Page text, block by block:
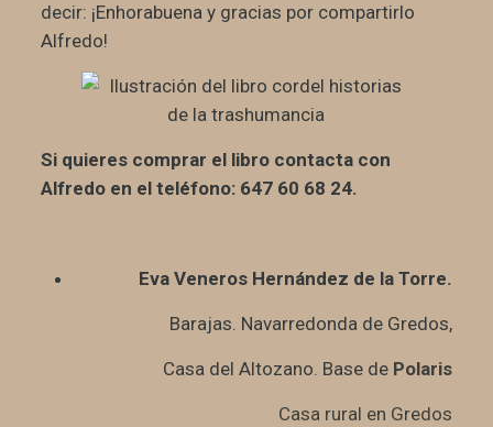
decir: ¡Enhorabuena y gracias por compartirlo
Alfredo!
Si quieres comprar el libro contacta con
Alfredo en el teléfono: 647 60 68 24.
Eva Veneros Hernández de la Torre.
Barajas. Navarredonda de Gredos,
Casa del Altozano. Base de Polaris
Casa rural en Gredos